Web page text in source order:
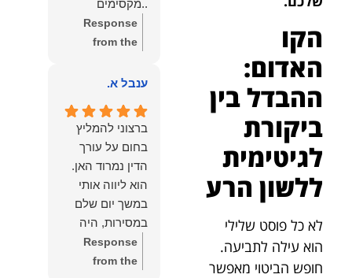
הקו
האדום:
ההבדל בין
ביקורת
לגיטימית
ללשון הרע
לא כל פוסט שלילי
הוא עילה לתביעה.
חופש הביטוי מאפשר
..מקסימים
ונעימים אוזן
קשבת, ונונתנים
מלא ואמיתי..שפו
עליכם..אני
שמחה שאתם
איתי ותזכו לטוב
כפי
שאתם....תבורכו
ברכה והצלחה
וחיבוק ממני🙂😘
💓
Response
from the
רבה על המילים
והמרגשות.
שמחנו מאוד
לקרוא את
דברייך. אנו
מעריכים את
האמון שנתת בנו
ונמשיך לעמוד
לצידך וללוות
אותך במסירות.
ענבל א.
ברצוני להמליץ
בחום על עורך
הדין נמרוד האן.
הוא ליווה אותי
במשך יום שלם
במסירות, היה
זמין לכל שאלה,
הכווין אותי בכל
Response
from the